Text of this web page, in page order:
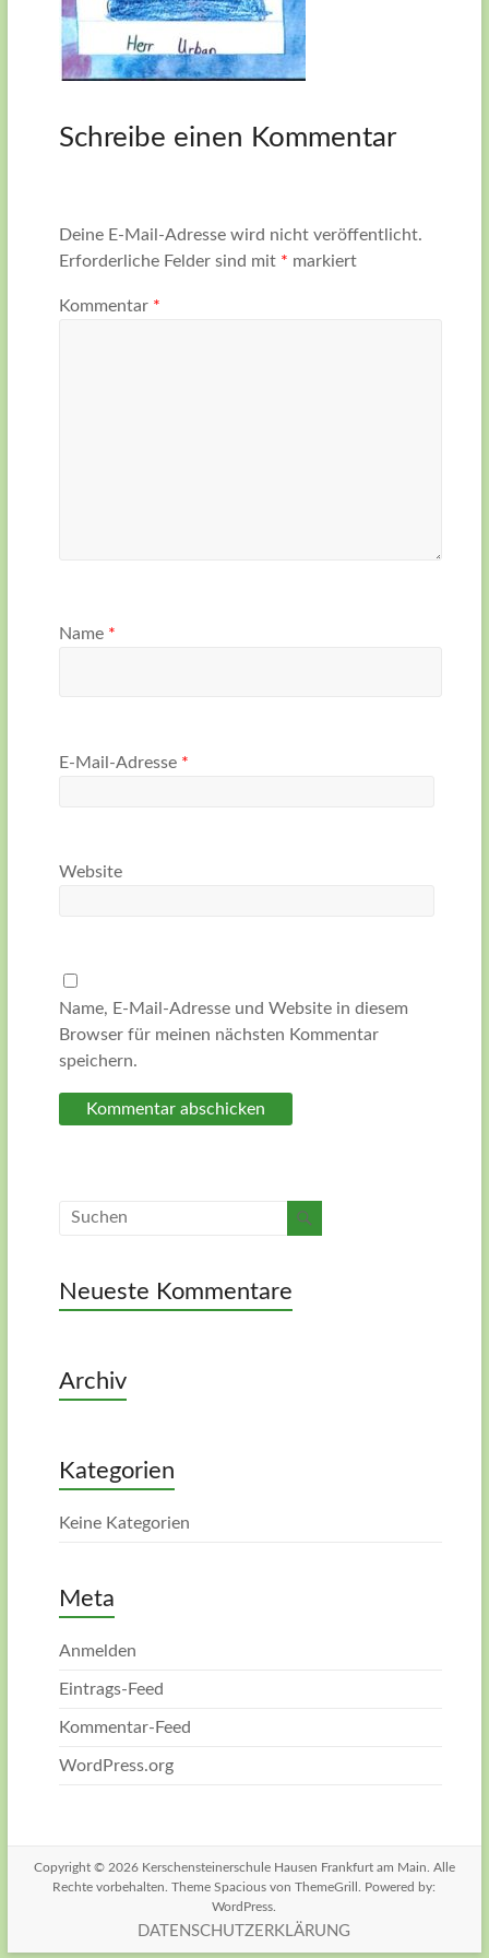
Schreibe einen Kommentar
Deine E-Mail-Adresse wird nicht veröffentlicht.
Erforderliche Felder sind mit * markiert
Kommentar *
Name *
E-Mail-Adresse *
Website
Name, E-Mail-Adresse und Website in diesem
Browser für meinen nächsten Kommentar
speichern.
Neueste Kommentare
Archiv
Kategorien
Keine Kategorien
Meta
Anmelden
Eintrags-Feed
Kommentar-Feed
WordPress.org
Copyright © 2026 Kerschensteinerschule Hausen Frankfurt am Main . Alle
Rechte vorbehalten. ThemeSpacious von ThemeGrill. Powered by:
WordPress
DATENSCHUTZERKLÄRUNG